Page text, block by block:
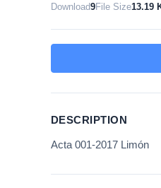
Download9File Size13.19
DESCRIPTION
Acta 001-2017 Limón